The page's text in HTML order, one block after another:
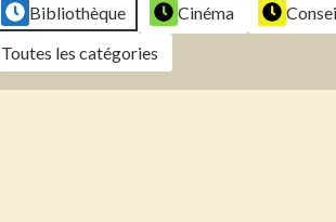
Bibliothèque Cinéma
Toutes les catégories